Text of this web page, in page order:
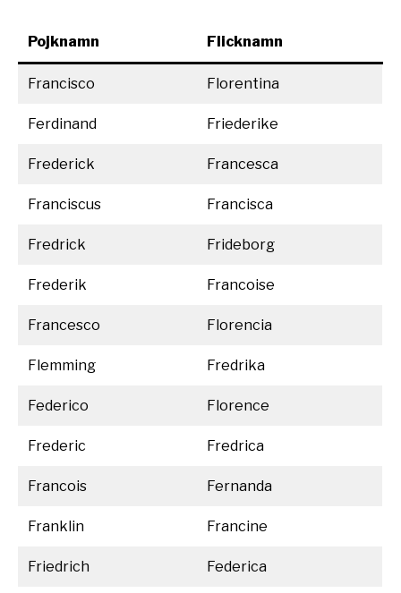
Pojknamn Flicknamn
Francisco Florentina
Ferdinand Friederike
Frederick Francesca
Franciscus Francisca
Fredrick Frideborg
Frederik Francoise
Francesco Florencia
Flemming Fredrika
Federico Florence
Frederic Fredrica
Francois Fernanda
Franklin Francine
Friedrich Federica